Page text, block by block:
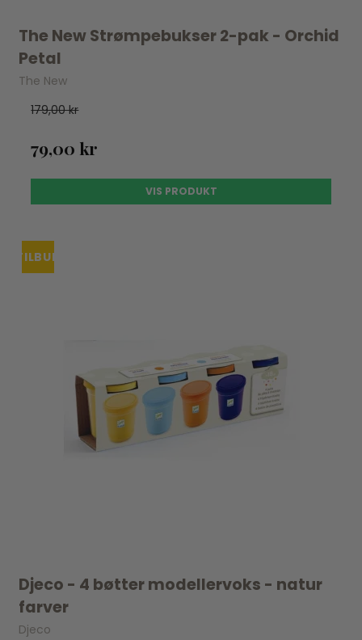
The New Strømpebukser 2-pak - Orchid
Petal
The New
179,00 kr
79,00 kr
VIS PRODUKT
TILBUD
Djeco - 4 bøtter modellervoks - natur
farver
Djeco